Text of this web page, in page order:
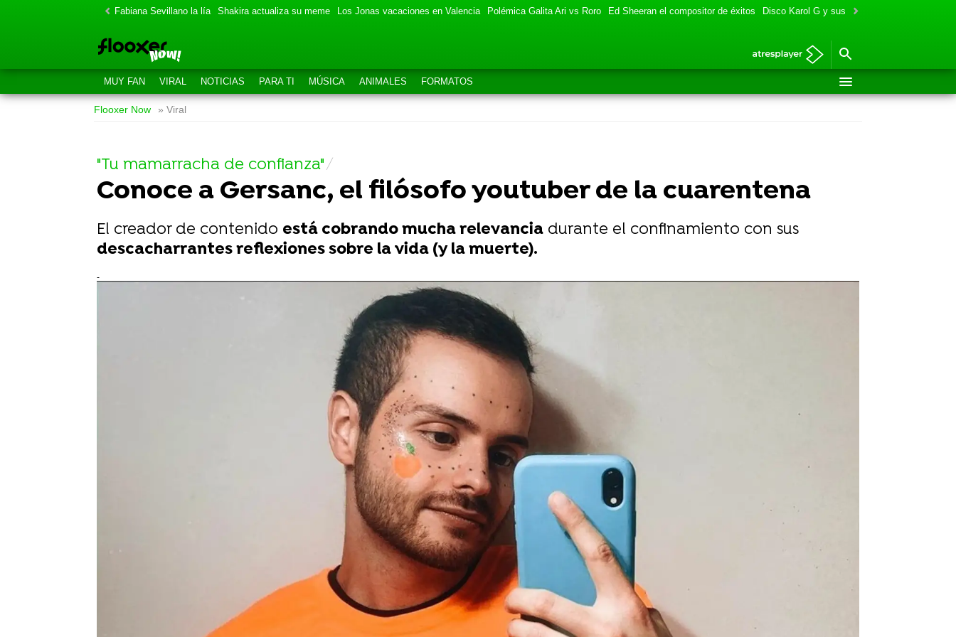
Fabiana Sevillano la lía Shakira actualiza su meme Los Jonas vacaciones en Valencia Polémica Galita Ari vs Roro Ed Sheeran el compositor de éxitos Disco Karol G y sus colaboraciones
MUY FAN VIRAL NOTICIAS PARA TI MÚSICA ANIMALES FORMATOS
Flooxer Now » Viral
"Tu mamarracha de confianza"
Conoce a Gersanc, el filósofo youtuber de la cuarentena
El creador de contenido está cobrando mucha relevancia durante el confinamiento con sus
descacharrantes reflexiones sobre la vida (y la muerte).
-